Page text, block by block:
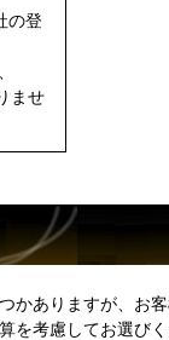
の登
ませ
かありますが、お
を考慮してお選びく